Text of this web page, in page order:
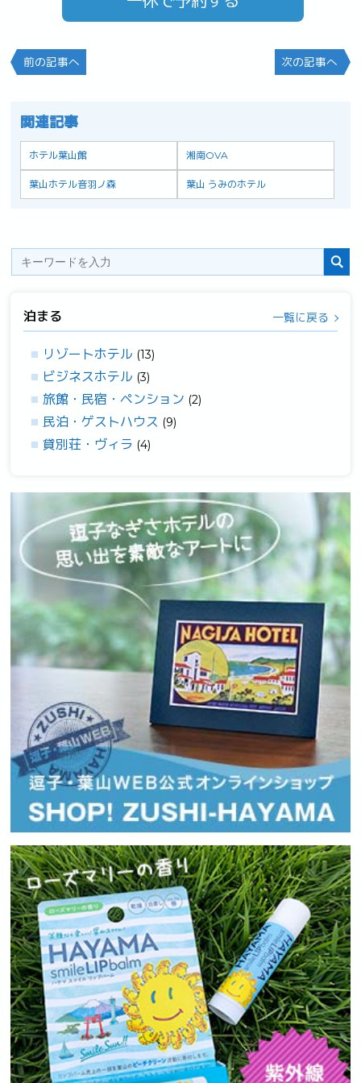
前の記事へ 次の記事へ
関連記事
ホテル葉山館 湘南OVA
葉山ホテル音羽ノ森 葉山 うみのホテル
泊まる 一覧に戻る
リゾートホテル (13)
ビジネスホテル (3)
旅館・民宿・ペンション (2)
民泊・ゲストハウス (9)
貸別荘・ヴィラ (4)